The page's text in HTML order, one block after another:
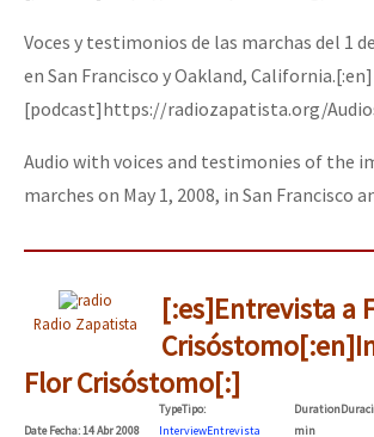
Voces y testimonios de las marchas del 1
en San Francisco y Oakland, California.[:en]
[podcast]https://radiozapatista.org/
Audio with voices and testimonies of the
marches on May 1, 2008, in San Francisco
Radio Zapatista
[:es]Entrevista a
Flor Crisóstomo[:]
DateFecha: 14 Abr 2008
TypeTipo:
InterviewEntrevista
Duration
min